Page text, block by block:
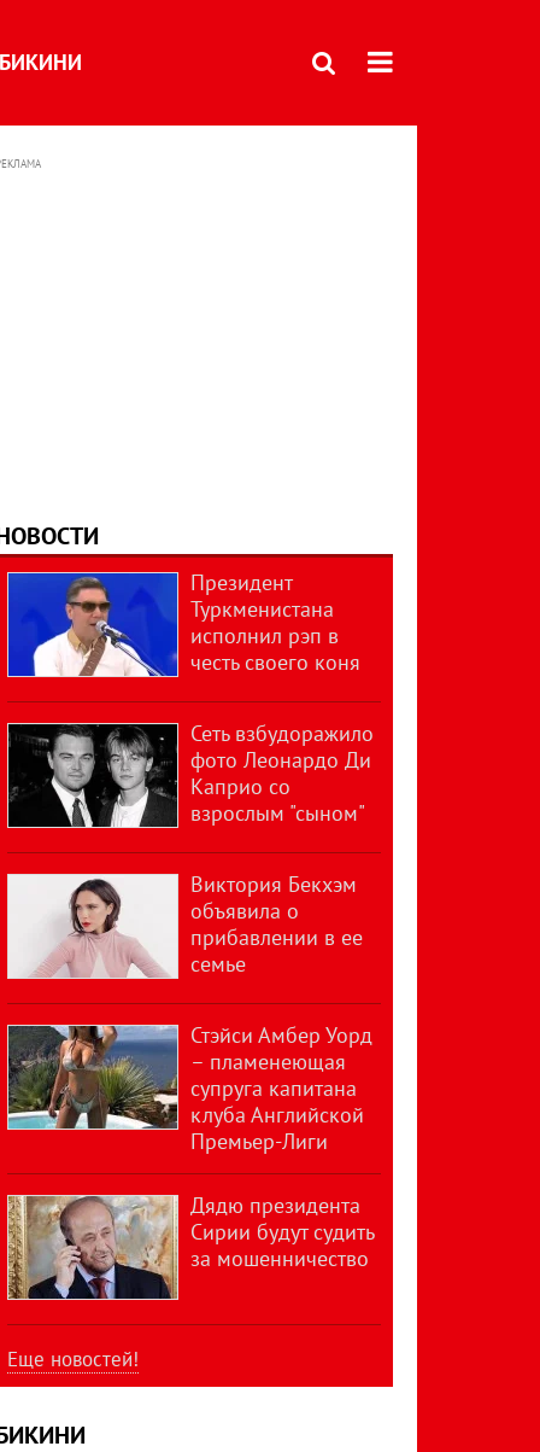
БИКИНИ
Президент
Туркменистана
исполнил рэп в
честь своего коня
Сеть взбудоражило
фото Леонардо Ди
Каприо со
взрослым "сыном"
Виктория Бекхэм
объявила о
прибавлении в ее
семье
Стэйси Амбер Уорд
– пламенеющая
супруга капитана
клуба Английской
Премьер-Лиги
Дядю президента
Сирии будут судить
за мошенничество
Еще новостей!